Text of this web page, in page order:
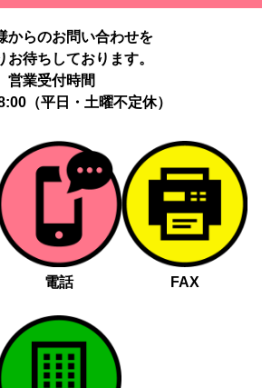
理コンソールからの連携。
（例：Google LLC等）。
する契約：提供先と個人情報取扱い契約
供制限、安全管理措置等）を締結していま
下掲げる場合以外に、事前にご本人の同意
とはありません。
は財産の保護にために必要がある場合であっ
る事が困難であるとき
児童の健全な育成の推進のために特に必要
、本人の同意を得る事が困難であるとき
方公共団体又はその委託を受けた者が法令
することに対して協力する必要がある場合
意を得ることによって当該事務の遂行に支
からのお問い合わせを
お待ちしております。
営業受付時間
（平日・土曜不定休）
電話 FAX